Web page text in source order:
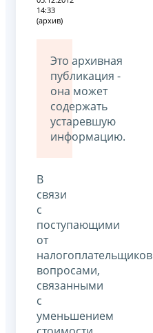
14:33
(архив)
Это архивная
публикация -
она может
содержать
устаревшую
информацию.
В
связи
с
поступающими
от
налогоплательщиков
вопросами,
связанными
с
уменьшением